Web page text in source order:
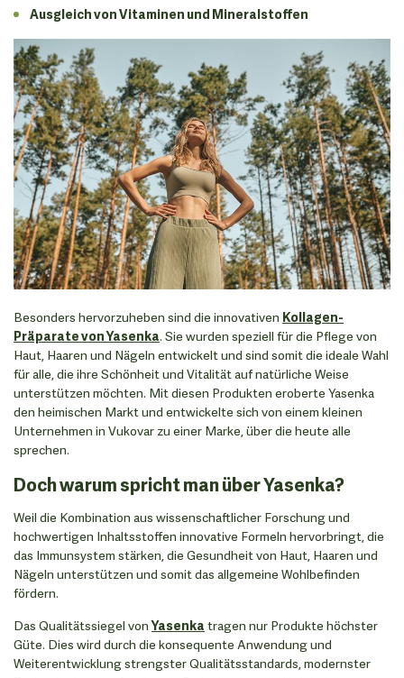
Ausgleich von Vitaminen und Mineralstoffen
Besonders hervorzuheben sind die innovativen Kollagen-
Präparate von Yasenka. Sie wurden speziell für die Pflege von
Haut, Haaren und Nägeln entwickelt und sind somit die ideale Wahl
für alle, die ihre Schönheit und Vitalität auf natürliche Weise
unterstützen möchten. Mit diesen Produkten eroberte Yasenka
den heimischen Markt und entwickelte sich von einem kleinen
Unternehmen in Vukovar zu einer Marke, über die heute alle
sprechen.
Doch warum spricht man über Yasenka?
Weil die Kombination aus wissenschaftlicher Forschung und
hochwertigen Inhaltsstoffen innovative Formeln hervorbringt, die
das Immunsystem stärken, die Gesundheit von Haut, Haaren und
Nägeln unterstützen und somit das allgemeine Wohlbefinden
fördern.
Das Qualitätssiegel vonYasenka tragen nur Produkte höchster
Güte. Dies wird durch die konsequente Anwendung und
Weiterentwicklung strengster Qualitätsstandards, modernster